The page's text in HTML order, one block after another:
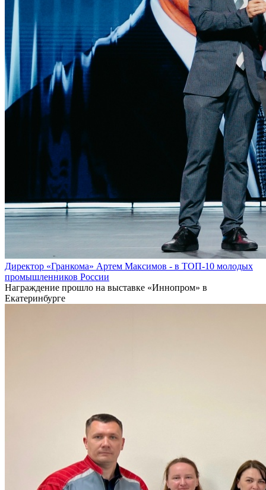
Директор «Гранкома» Артем Максимов - в ТОП-10 молодых
промышленников России
Награждение прошло на выставке «Иннопром» в
Екатеринбурге